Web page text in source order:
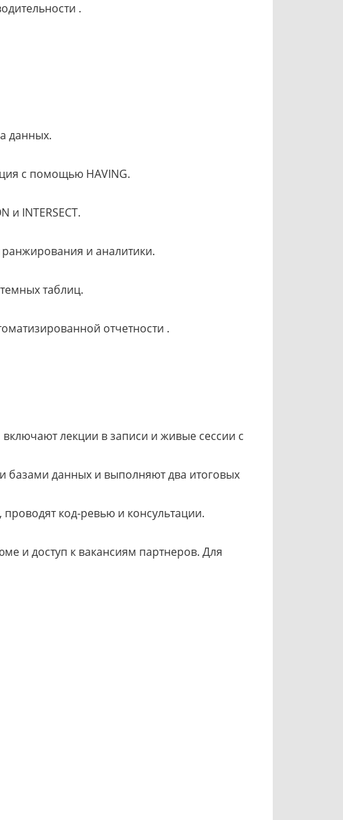
.
данных.
с помощью HAVING.
и INTERSECT.
ранжирования и аналитики.
таблиц.
отчетности .
лекции в записи и живые сессии с
базами данных и выполняют два итоговых
код-ревью и консультации.
и доступ к вакансиям партнеров. Для